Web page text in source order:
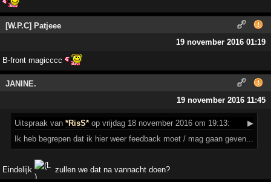
[W.P.C] Patjeee
19 november 2016 01:19
B-front magicccc
JANINE.
19 november 2016 11:45
Uitspraak van*RisS* op vrijdag 18 november 2016 om 19:13:
▶
Ik heb begrepen dat ik hier weer feedback moet / mag gaan geven...
Eindelijk zullen we dat na vannacht doen?